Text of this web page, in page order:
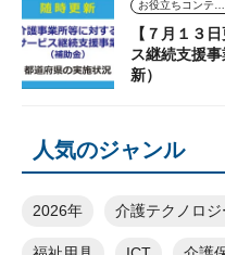
【７月１３
ス継続支援
新）
人気のジャンル
2026年 介護テクノロジ